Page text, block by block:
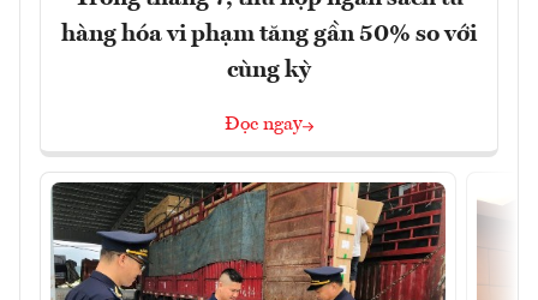
hàng hóa vi phạm tăng gần 50% so với
cùng kỳ
Đọc ngay